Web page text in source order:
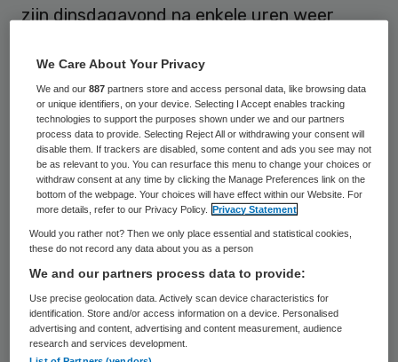
zijn dinsdagavond na enkele uren weer
gepraat. Betrokkenen hebben dat
meegedeeld.
De onderhandelingen slepen al vele dagen.
Ze spitsen zich toe op de dreigende
ontslagen in de thuiszorg. Kabinet en FNV-
bond Abvakabo staan recht tegenover
elkaar.
De vakbond vreest dat door de
bezuinigingsplannen 100.000 banen
verdwijnen en wil dat voorkomen door
We Care About Your Privacy
We and our887 partners store and access personal data, like browsing data
or unique identifiers, on your device. Selecting I Accept enables tracking
technologies to support the purposes shown under we and our partners
process data to provide. Selecting Reject All or withdrawing your consent will
disable them. If trackers are disabled, some content and ads you see may not
be as relevant to you. You can resurface this menu to change your choices or
withdraw consent at any time by clicking the Manage Preferences link on the
bottom of the webpage. Your choices will have effect within our Website. For
more details, refer to our Privacy Policy.
Privacy Statement
Would you rather not? Then we only place essential and statistical cookies,
these do not record any data about you as a person
We and our partners process data to provide:
Use precise geolocation data. Actively scan device characteristics for
identification. Store and/or access information on a device. Personalised
advertising and content, advertising and content measurement, audience
research and services development.